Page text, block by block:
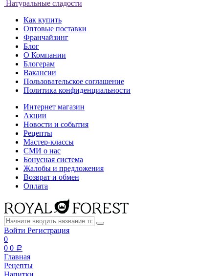
Натуральные сладости
Как купить
Оптовые поставки
Франчайзинг
Блог
О Компании
Блогерам
Вакансии
Пользовательское соглашение
Политика конфиденциальности
Интернет магазин
Акции
Новости и события
Рецепты
Мастер-классы
СМИ о нас
Бонусная система
Жалобы и предложения
Возврат и обмен
Оплата
Войти Регистрация
0
0 0 a
Главная
Рецепты
Напитки